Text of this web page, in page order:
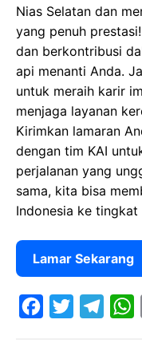
Nias Selatan dan
yang penuh
dan berkontribusi
api menanti Anda.
untuk meraih karir
menjaga layanan
Kirimkan lamaran
dengan tim KAI
perjalanan yang
sama, kita bisa
Indonesia ke
Lamar Sekarang